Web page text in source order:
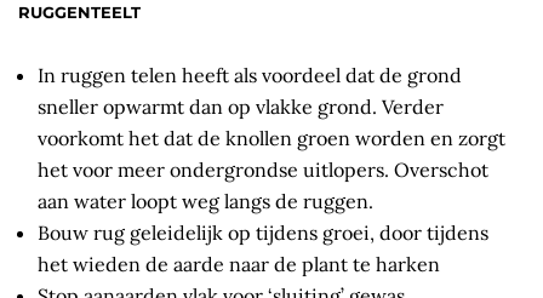
RUGGENTEELT
In ruggen telen heeft als voordeel dat de grond
sneller opwarmt dan op vlakke grond. Verder
voorkomt het dat de knollen groen worden en zorgt
het voor meer ondergrondse uitlopers. Overschot
aan water loopt weg langs de ruggen.
Bouw rug geleidelijk op tijdens groei, door tijdens
het wieden de aarde naar de plant te harken